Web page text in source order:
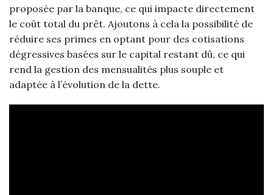
proposée par la banque, ce qui impacte directement
le coût total du prêt. Ajoutons à cela la possibilité de
réduire ses primes en optant pour des cotisations
dégressives basées sur le capital restant dû, ce qui
rend la gestion des mensualités plus souple et
adaptée à l’évolution de la dette.